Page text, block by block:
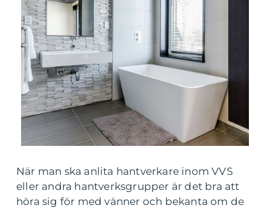
När man ska anlita hantverkare inom VVS
eller andra hantverksgrupper är det bra att
höra sig för med vänner och bekanta om de